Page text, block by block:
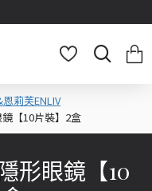
莉芙ENLIV
【10片裝】2盒
形眼鏡【10